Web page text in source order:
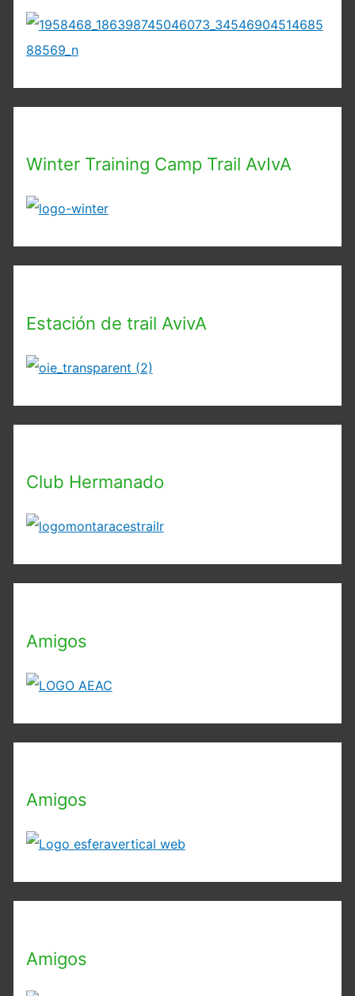
Winter Training Camp Trail AvIvA
Estación de trail AvivA
Club Hermanado
Amigos
Amigos
Amigos